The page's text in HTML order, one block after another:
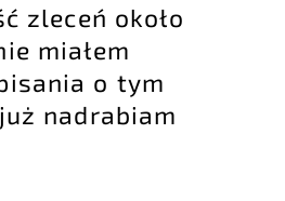
zleceń około
miałem
o tym
nadrabiam